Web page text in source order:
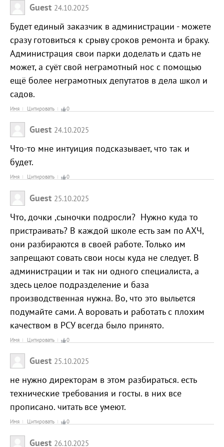
Guest 24.10.2025
Будет единый заказчик в администрации - можете
сразу готовиться к срыву сроков ремонта и браку.
Администрация свои парки доделать и сдать не
может, а суёт свой неграмотный нос с помощью
ещё более неграмотных депутатов в дела школ и
садов.
Имя Цитировать 0
Guest 24.10.2025
Что-то мне интуиция подсказывает, что так и
будет.
Имя Цитировать 0
Guest 25.10.2025
Что, дочки ,сыночки подросли? Нужно куда то
пристраивать? В каждой школе есть зам по АХЧ,
они разбираются в своей работе. Только им
запрещают совать свои носы куда не следует. В
администрации и так ни одного специалиста, а
здесь целое подразделение и база
производственная нужна. Во, что это выльется
подумайте сами. А воровать и работать с плохим
качеством в РСУ всегда было принято.
Имя Цитировать 0
Guest 25.10.2025
не нужно директорам в этом разбираться. есть
технические требования и госты. в них все
прописано. читать все умеют.
Имя Цитировать 0
Guest 26.10.2025